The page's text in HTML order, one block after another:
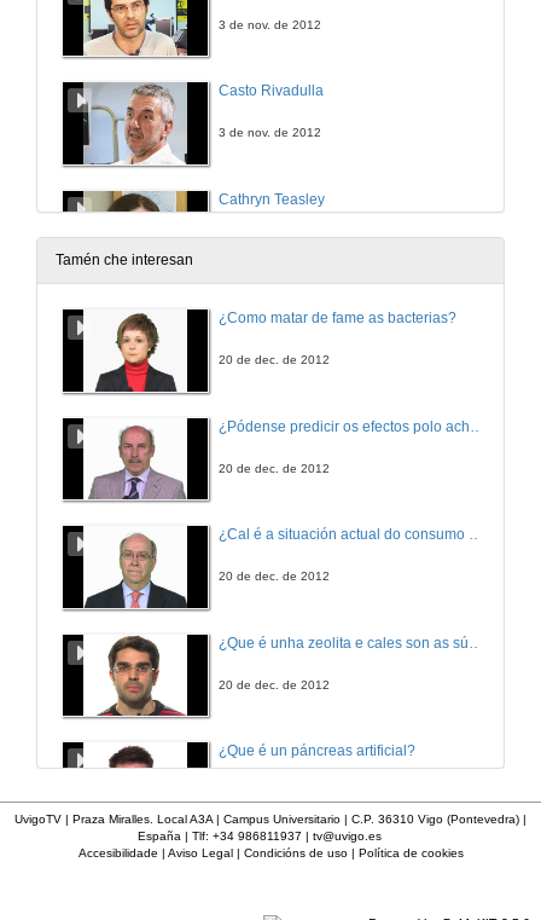
3 de nov. de 2012
Casto Rivadulla
3 de nov. de 2012
Cathryn Teasley
3 de nov. de 2012
Marilar Aleixandre
Asociación da lingua a valores positivos.
Tamén che interesan
¿Como matar de fame as bacterias?
20 de dec. de 2012
20 de dec. de 2012
¿Cal é a situación actual do consumo cinematográfico?
20 de dec. de 2012
20 de dec. de 2012
¿Que é un páncreas artificial?
UvigoTV | Praza Miralles. Local A3A | Campus Universitario | C.P. 36310 Vigo (Pontevedra) |
España | Tlf: +34 986811937 | tv@uvigo.es
Accesibilidade | Aviso Legal| Condicións de uso| Política de cookies